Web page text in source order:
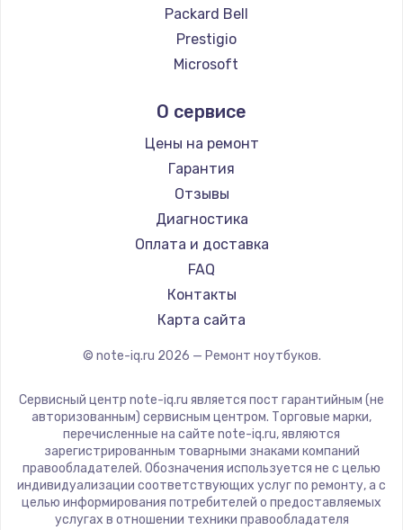
Ремонт ноутбуков Evga
Ремонт ноутбуков Google
Ремонт ноутбуков Echips
Ремонт ноутбуков Predator
Ремонт ноутбуков iru
Ремонт ноутбуков Machenike
Ремонт ноутбуков DEXP
Ремонт ноутбуков Teclast
Ремонт ноутбуков CHUWI
Ремонт ноутбуков Colorful
Packard Bell
Prestigio
Microsoft
Aquarius
Gigabyte
Aorus
Maibenben
Getac
Epson
Philips
LG
Panasonic
ZTE
Hiper
Evga
Google
Echips
О сервисе
Цены на ремонт
Гарантия
Отзывы
Диагностика
Оплата и доставка
FAQ
Контакты
Карта сайта
© note-iq.ru 2026 — Ремонт ноутбуков.
Сервисный центр note-iq.ru является пост гарантийным (не
авторизованным) сервисным центром. Торговые марки,
перечисленные на сайте note-iq.ru, являются
зарегистрированным товарными знаками компаний
правообладателей. Обозначения используется не с целью
индивидуализации соответствующих услуг по ремонту, а с
целью информирования потребителей о предоставляемых
услугах в отношении техники правообладателя